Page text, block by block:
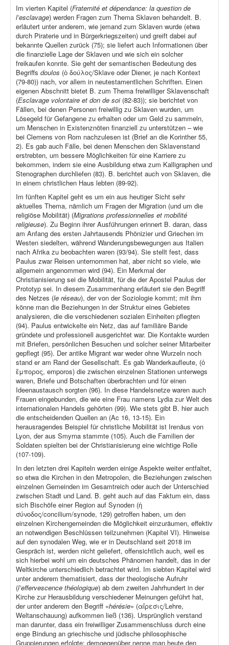
Im vierten Kapitel (Fraternité et dépendance: la question de
l’esclavage) werden Fragen zum Thema Sklaven behandelt. B.
erläutert unter anderem, wie jemand zum Sklaven wurde (etwa
durch Piraterie und in Bürgerkriegszeiten) und greift dabei auf
bekannte Quellen zurück (75); sie liefert auch Informationen über
die finanzielle Lage der Sklaven und wie sich ein solcher
freikaufen konnte. Sie geht der semantischen Bedeutung des
Begriffs doulos (ὁ δούλος/Sklave oder Diener, je nach Kontext
(79-80)) nach, vor allem in neutestamentlichen Schriften. Einen
eigenen Abschnitt bietet B. zum Thema freiwilliger Sklavenschaft
(Esclavage volontaire et don de soi(82-83)); sie berichtet von
Fällen, bei denen Personen freiwillig zu Sklaven wurden, um
Lösegeld für Gefangene zu erhalten oder um Geld zu sammeln,
um Menschen in Existenznöten finanziell zu unterstützen – wie
bei Clemens von Rom nachzulesen ist (Brief an die Korinther 55,
2). Es gab auch Fälle, bei denen Menschen den Sklavenstand
erstrebten, um bessere Möglichkeiten für eine Karriere zu
bekommen, indem sie eine Ausbildung etwa zum Kalligraphen und
Stenographen durchliefen (83). B. berichtet auch von Sklaven, die
in einem christlichen Haus lebten (89-92).
Im fünften Kapitel geht es um ein aus heutiger Sicht sehr
aktuelles Thema, nämlich um Fragen der Migration (und um die
religiöse Mobilität) (Migrations professionnelles et mobilité
religieuse). Zu Beginn ihrer Ausführungen erinnert B. daran, dass
am Anfang des ersten Jahrtausends Phönizier und Griechen im
Westen siedelten, während Wanderungsbewegungen aus Italien
nach Afrika zu beobachten waren (93/94). Sie stellt fest, dass
Paulus zwar Reisen unternommen hat, aber nicht so viele, wie
allgemein angenommen wird (94). Ein Merkmal der
Christianisierung sei die Mobilität, für die der Apostel Paulus der
Prototyp sei. In diesem Zusammenhang erläutert sie den Begriff
des Netzes (le réseau), der von der Soziologie kommt; mit ihm
könne man die Beziehungen in der Struktur eines Gebietes
analysieren, die die verschiedenen sozialen Einheiten pflegten
(94). Paulus entwickelte ein Netz, das auf familiäre Bande
gründete und professionell ausgerichtet war. Die Kontakte wurden
mit Briefen, persönlichen Besuchen und solcher seiner Mitarbeiter
gepflegt (95). Der antike Migrant war weder ohne Wurzeln noch
stand er am Rand der Gesellschaft. Es gab Wanderkaufleute, (ὁ
ἔμπορος, emporos) die zwischen einzelnen Stationen unterwegs
waren, Briefe und Botschaften überbrachten und für einen
Ideenaustausch sorgten (96). In diese Handelsnetze waren auch
Frauen eingebunden, die wie eine Frau namens Lydia zur Welt des
internationalen Handels gehörten (99). Wie stets gibt B. hier auch
die entscheidenden Quellen an (Ac 16, 13-15). Ein
herausragendes Beispiel für christliche Mobilität ist Irenäus von
Lyon, der aus Smyrna stammte (105). Auch die Familien der
Soldaten spielten bei der Christianisierung eine wichtige Rolle
(107-109).
In den letzten drei Kapiteln werden einige Aspekte weiter entfaltet,
so etwa die Kirchen in den Metropolen, die Beziehungen zwischen
einzelnen Gemeinden im Gesamtreich oder auch der Unterschied
zwischen Stadt und Land. B. geht auch auf das Faktum ein, dass
sich Bischöfe einer Region auf Synoden (ἡ
σύνοδος/concilium/synode, 129) getroffen haben, um den
einzelnen Kirchengemeinden die Möglichkeit einzuräumen, effektiv
an notwendigen Beschlüssen teilzunehmen (Kapitel VI). Hinweise
auf den synodalen Weg, wie er in Deutschland seit 2018 im
Gespräch ist, werden nicht geliefert, offensichtlich auch, weil es
sich hierbei wohl um ein deutsches Phänomen handelt, das in der
Weltkirche unterschiedlich betrachtet wird. Im siebten Kapitel wird
unter anderem thematisiert, dass der theologische Aufruhr
(l’effervescence théologique) ab dem zweiten Jahrhundert in der
Kirche zur Herausbildung verschiedener Meinungen geführt hat,
der unter anderem den Begriff «hérésie» (αἵρεσις/Lehre,
Weltanschauung) aufkommen ließ (136). Ursprünglich verstand
man darunter, dass ein freiwilliger Zusammenschluss durch eine
enge Bindung an griechische und jüdische philosophische
Gruppierungen erfolgte; demgegenüber nenne man heute den